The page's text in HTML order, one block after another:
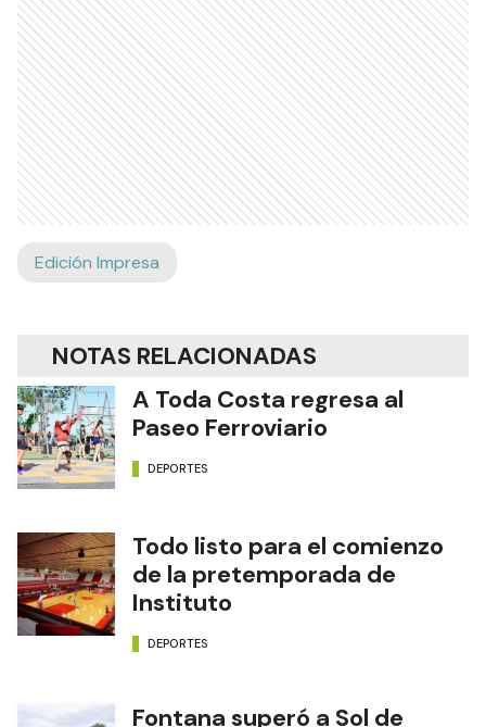
NOTAS RELACIONADAS
A Toda Costa regresa al
Todo listo para el comienzo
de la pretemporada de
DEPORTES